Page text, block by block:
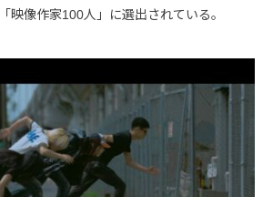
映像作家100人」に選出されている。